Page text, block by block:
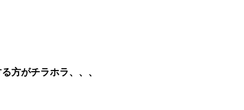
方がチラホラ、、、